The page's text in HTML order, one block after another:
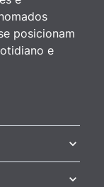
posicionam
e